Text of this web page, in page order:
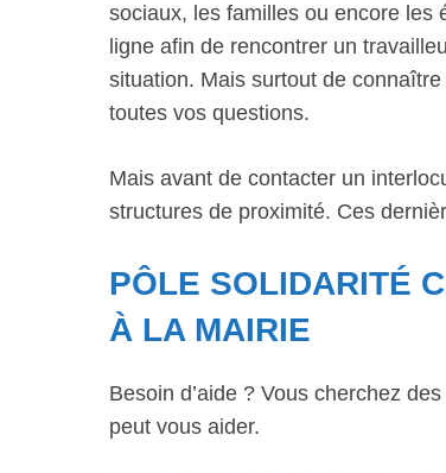
sociaux, les familles ou encore les
ligne afin de rencontrer un
situation. Mais surtout de
toutes vos questions.
Mais avant de contacter un
structures de proximité. Ces
PÔLE SOLIDARITÉ
À LA MAIRIE
Besoin d’aide ? Vous cherchez
peut vous aider.